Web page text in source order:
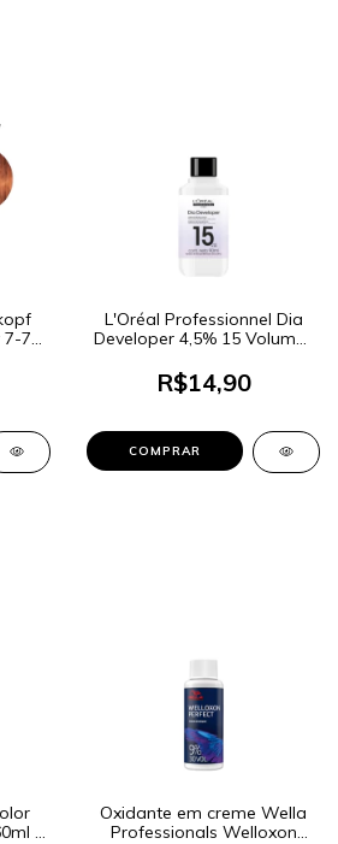
7-77
L'Oréal Professionnel Dia
Developer 4,5% 15 Volumes
R$14,90
-
Oxidante em creme Wella
Professionals Welloxon